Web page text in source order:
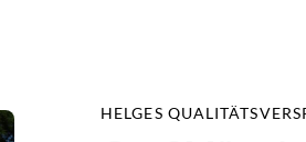
HELGES